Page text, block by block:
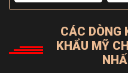
CÁC DÒNG
KHẨU MỸ